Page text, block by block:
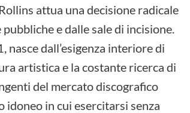
Rollins attua una decisione radicale
e dalle sale di incisione.
dall’esigenza interiore di
artistica e la costante ricerca di
del mercato discografico
in cui esercitarsi senza